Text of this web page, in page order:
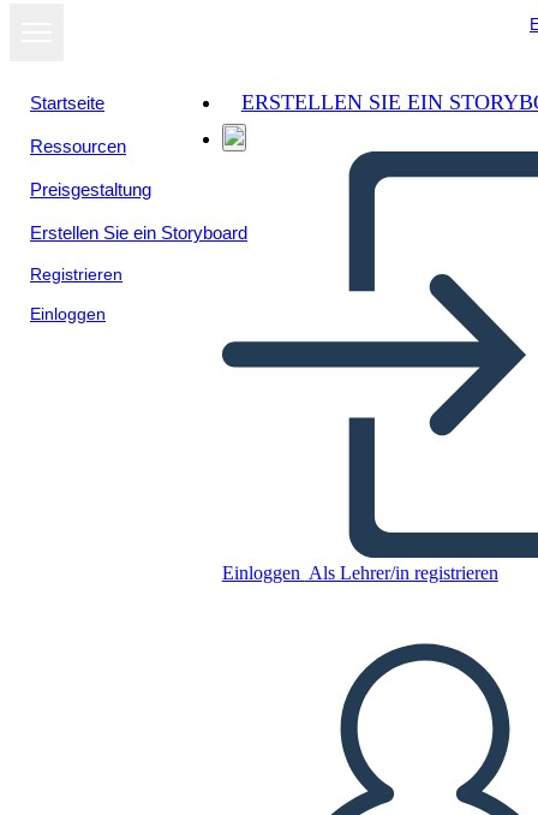
Startseite
Ressourcen
Preisgestaltung
Erstellen Sie ein Storyboard
Registrieren
Einloggen
ERSTELLEN SIE EIN
Einloggen Als Lehrer/in registrieren
ERSTELLEN SIE EIN STORYBOARD
DIASHOW ABSPIELEN
LIES MIR VOR
Als Diashow
ansehen